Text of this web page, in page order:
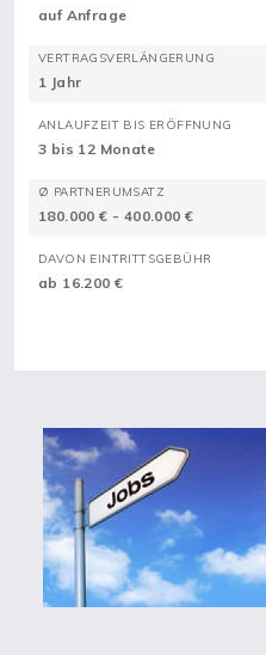
auf Anfrage
VERTRAGSVERLÄNGERUNG
1 Jahr
ANLAUFZEIT BIS ERÖFFNUNG
3 bis 12 Monate
Ø PARTNERUMSATZ
180.000 € - 400.000 €
DAVON EINTRITTSGEBÜHR
ab 16.200 €